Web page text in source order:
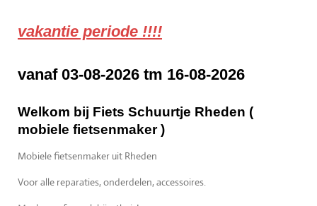
vakantie periode !!!!
vanaf 03-08-2026 tm 16-08-2026
Welkom bij Fiets Schuurtje Rheden (
mobiele fietsenmaker )
Mobiele fietsenmaker uit Rheden
Voor alle reparaties, onderdelen, accessoires.